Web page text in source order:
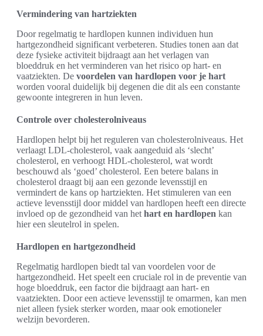
Vermindering van hartziekten
Door regelmatig te hardlopen kunnen individuen hun
hartgezondheid significant verbeteren. Studies tonen aan dat
deze fysieke activiteit bijdraagt aan het verlagen van
bloeddruk en het verminderen van het risico op hart- en
vaatziekten. De voordelen van hardlopen voor je hart
worden vooral duidelijk bij degenen die dit als een constante
gewoonte integreren in hun leven.
Controle over cholesterolniveaus
Hardlopen helpt bij het reguleren van cholesterolniveaus. Het
verlaagt LDL-cholesterol, vaak aangeduid als ‘slecht’
cholesterol, en verhoogt HDL-cholesterol, wat wordt
beschouwd als ‘goed’ cholesterol. Een betere balans in
cholesterol draagt bij aan een gezonde levensstijl en
vermindert de kans op hartziekten. Het stimuleren van een
actieve levensstijl door middel van hardlopen heeft een directe
invloed op de gezondheid van het hart en hardlopen kan
hier een sleutelrol in spelen.
Hardlopen en hartgezondheid
Regelmatig hardlopen biedt tal van voordelen voor de
hartgezondheid. Het speelt een cruciale rol in de preventie van
hoge bloeddruk, een factor die bijdraagt aan hart- en
vaatziekten. Door een actieve levensstijl te omarmen, kan men
niet alleen fysiek sterker worden, maar ook emotioneler
welzijn bevorderen.